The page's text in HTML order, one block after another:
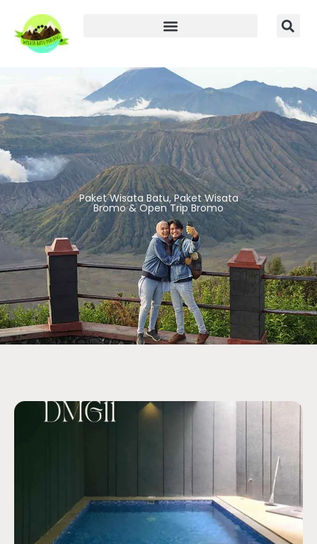
Paket Wisata Batu, Paket Wisata
Bromo & Open Trip Bromo